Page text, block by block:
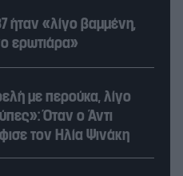
ήταν «λίγο βαμμένη,
ερωτιάρα»
με περούκα, λίγο
Όταν ο Άντι
τον Ηλία Ψινάκη